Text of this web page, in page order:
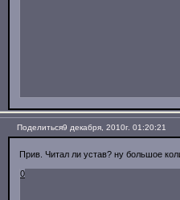
Поделиться9 декабря, 2010г. 01:20:21
Прив. Читал ли устав? ну большое
0